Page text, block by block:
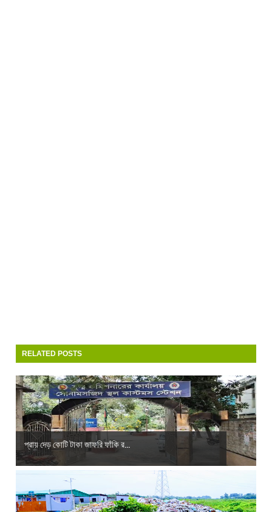
RELATED POSTS
প্রায় দেড় কোটি টাকা জাফরি ফাঁকি র...